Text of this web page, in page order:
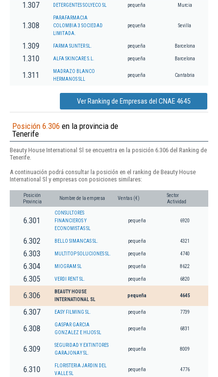
1.307 DETERGENTES SOLYECO SL pequeña Murcia
1.308
PARAFARMACIA
COLOMBIA 3 SOCIEDAD
LIMITADA.
pequeña Sevilla
1.309 FARMA SUNTER SL. pequeña Barcelona
1.310 ALFA SKINCARE S.L. pequeña Barcelona
1.311
MADRAZO BLANCO
HERMANOS SLL
pequeña Cantabria
Ver Ranking de Empresas del CNAE 4645
Posición 6.306 en la provincia de
Tenerife
Beauty House International Sl se encuentra en la posición 6.306 del Ranking de
Tenerife.
A continuación podrá consultar la posición en el ranking de Beauty House
International Sl y empresas con posiciones similares:
Posición
Provincia
Nombre de la empresa Ventas (€)
Sector
Actividad
6.301
CONSULTORES
FINANCIEROS Y
ECONOMISTAS SL
pequeña 6920
6.302 BELLO SIMANCAS SL. pequeña 4321
6.303 MULTITOP SOLUCIONES SL. pequeña 4740
6.304 MIOGRAM SL pequeña 8622
6.305 VERDI RENT SL. pequeña 6820
6.306
BEAUTY HOUSE
INTERNATIONAL SL
pequeña 4645
6.307 EASY FILMING SL. pequeña 7739
6.308
GASPAR GARCIA
GONZALEZ E HIJOS SL
pequeña 6831
6.309
SEGURIDAD Y EXTINTORES
GARAJONAY SL.
pequeña 8009
6.310
FLORISTERIA JARDIN DEL
VALLE SL
pequeña 4776